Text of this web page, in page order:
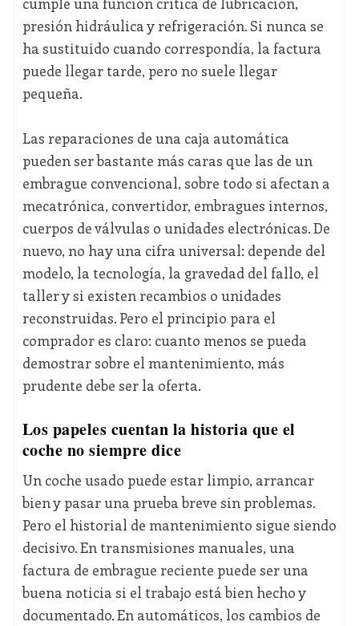
presión hidráulica y refrigeración. Si nunca se
ha sustituido cuando correspondía, la factura
puede llegar tarde, pero no suele llegar
pequeña.
Las reparaciones de una caja automática
pueden ser bastante más caras que las de un
embrague convencional, sobre todo si afectan a
mecatrónica, convertidor, embragues internos,
cuerpos de válvulas o unidades electrónicas. De
nuevo, no hay una cifra universal: depende del
modelo, la tecnología, la gravedad del fallo, el
taller y si existen recambios o unidades
reconstruidas. Pero el principio para el
comprador es claro: cuanto menos se pueda
demostrar sobre el mantenimiento, más
prudente debe ser la oferta.
Los papeles cuentan la historia que el
coche no siempre dice
Un coche usado puede estar limpio, arrancar
bien y pasar una prueba breve sin problemas.
Pero el historial de mantenimiento sigue siendo
decisivo. En transmisiones manuales, una
factura de embrague reciente puede ser una
buena noticia si el trabajo está bien hecho y
documentado. En automáticos, los cambios de